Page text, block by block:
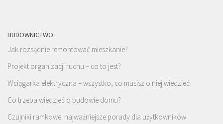
BUDOWNICTWO
Jak rozsądnie remontować mieszkanie?
Projekt organizacji ruchu – co to jest?
Wciągarka elektryczna – wszystko, co musisz o niej wiedzieć
Co trzeba wiedzieć o budowie domu?
Czujniki ramkowe: najważniejsze porady dla użytkowników